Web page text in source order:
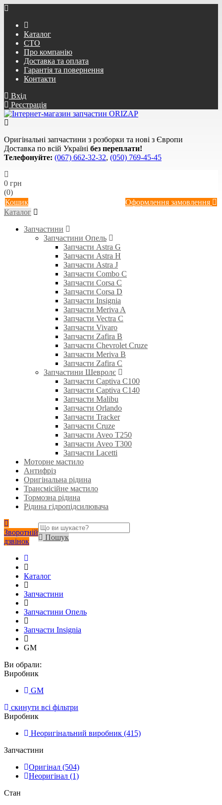
Каталог
СТО
Про компанію
Доставка та оплата
Гарантія та повернення
Контакти
Вхід
Реєстрація
Оригінальні запчастини з розборки та нові з Європи
Доставка по всій Україні без переплати!
Телефонуйте: (067) 662-32-32, (050) 769-45-45
0 грн
(0)
Кошик
Оформлення замовлення
Каталог
Запчастини
Запчастини Опель
Запчасти Astra G
Запчасти Astra H
Запчасти Astra J
Запчасти Combo C
Запчасти Corsa C
Запчасти Corsa D
Запчасти Insignia
Запчасти Meriva A
Запчасти Vectra C
Запчасти Vivaro
Запчасти Zafira B
Запчасти Chevrolet Cruze
Запчасти Meriva B
Запчасти Zafira C
Запчастини Шевролє
Запчасти Captiva C100
Запчасти Captiva C140
Запчасти Malibu
Запчасти Orlando
Запчасти Tracker
Запчасти Cruze
Запчасти Aveo T250
Запчасти Aveo T300
Запчасти Lacetti
Моторне мастило
Антифріз
Оригінальна рідина
Трансмісійне мастило
Тормозна рідина
Рідина гідропідсилювача
Зворотній
дзвінок
Пошук
Каталог
Запчастини
Запчастини Опель
Запчасти Insignia
GM
Ви обрали:
Виробник
GM
скинути всі фільтри
Виробник
Неоригінальний виробник (415)
Запчастини
Оригінал (504)
Неоригінал (1)
Стан